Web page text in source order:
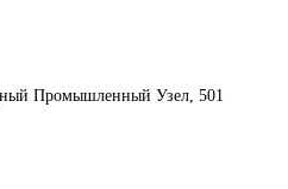
Промышленный Узел, 501